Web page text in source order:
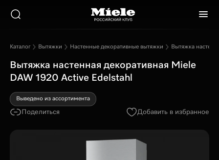
Каталог Вытяжки Настенные декоративные вытяжки Вытяжка
Вытяжка настенная декоративная Miele
DAW 1920 Active Edelstahl
Выведено из ассортимента
Поделиться Добавить в избранное